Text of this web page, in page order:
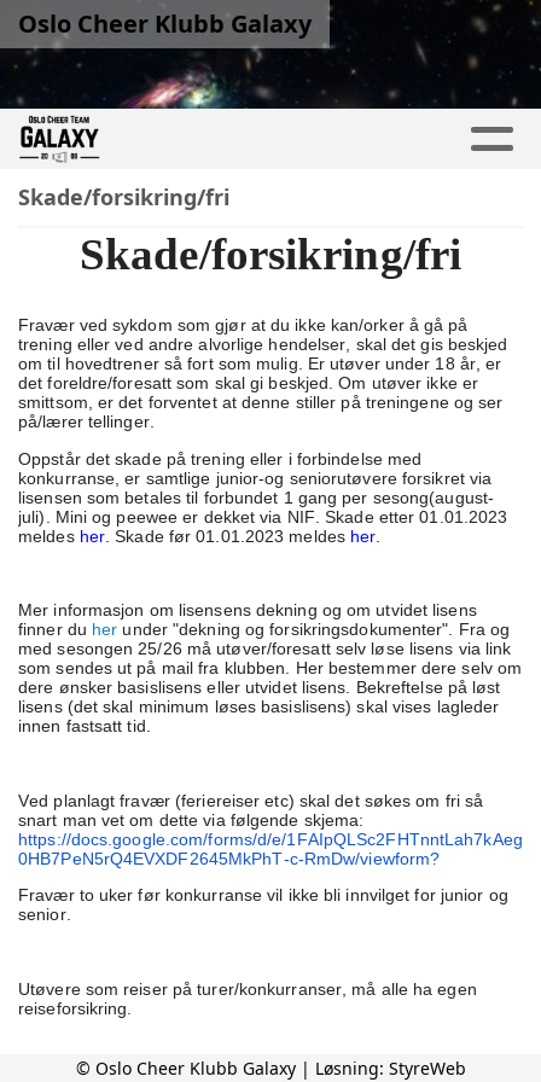
Oslo Cheer Klubb Galaxy
Skade/forsikring/fri
Skade/forsikring/fri
Fravær ved sykdom som gjør at du ikke kan/orker å gå på
trening eller ved andre alvorlige hendelser, skal det gis beskjed
om til hovedtrener så fort som mulig. Er utøver under 18 år, er
det foreldre/foresatt som skal gi beskjed. Om utøver ikke er
smittsom, er det forventet at denne stiller på treningene og ser
på/lærer tellinger.
Oppstår det skade på trening eller i forbindelse med
konkurranse, er samtlige junior-og seniorutøvere forsikret via
lisensen som betales til forbundet 1 gang per sesong(august-
juli). Mini og peewee er dekket via NIF. Skade etter 01.01.2023
meldes her . Skade før 01.01.2023 meldes her
Mer informasjon om lisensens dekning og om utvidet lisens
finner du her under "dekning og forsikringsdokumenter". Fra og
med sesongen 25/26 må utøver/foresatt selv løse lisens via link
som sendes ut på mail fra klubben. Her bestemmer dere selv om
dere ønsker basislisens eller utvidet lisens. Bekreftelse på løst
lisens (det skal minimum løses basislisens) skal vises lagleder
innen fastsatt tid.
Ved planlagt fravær (feriereiser etc) skal det søkes om fri så
snart man vet om dette via følgende skjema:
https://docs.google.com/forms/d/e/1FAIpQLSc2FHTnntLah7kAeg
0HB7PeN5rQ4EVXDF2645MkPhT-c-RmDw/viewform?
Fravær to uker før konkurranse vil ikke bli innvilget for junior og
senior.
Utøvere som reiser på turer/konkurranser, må alle ha egen
reiseforsikring.
© Oslo Cheer Klubb Galaxy | Løsning: StyreWeb